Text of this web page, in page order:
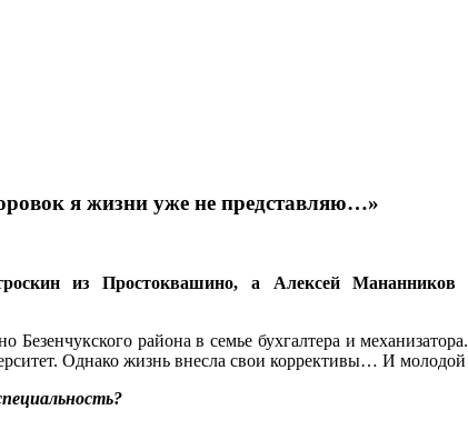
я жизни уже не представляю…»
из Простоквашино, а Алексей
Безенчукского района в семье бухгалтера и
Однако жизнь внесла свои коррективы… И молодой